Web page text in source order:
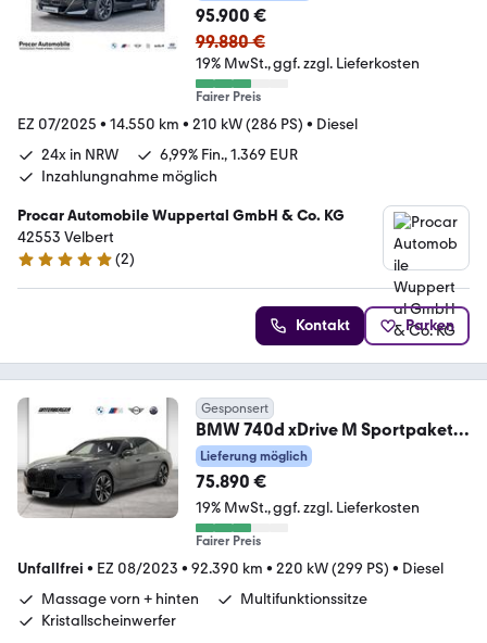
95.900 €
99.880 €
19% MwSt. ggf. zzgl. Lieferkosten
Fairer Preis
EZ 07/2025 • 14.550 km • 210 kW (286 PS) • Diesel
24x in NRW
6,99% Fin., 1.369 EUR
Inzahlungnahme möglich
Procar Automobile Wuppertal GmbH & Co. KG
42553 Velbert
5 Sterne
(2)
Kontakt Parken
Gesponsert
BMW 740d xDrive M Sportpaket
Pro Standhzg Executive
Lieferung möglich
75.890 €
19% MwSt. ggf. zzgl. Lieferkosten
Fairer Preis
Unfallfrei • EZ 08/2023 • 92.390 km • 220 kW (299 PS) • Diesel
Massage vorn + hinten
Multifunktionssitze
Kristallscheinwerfer